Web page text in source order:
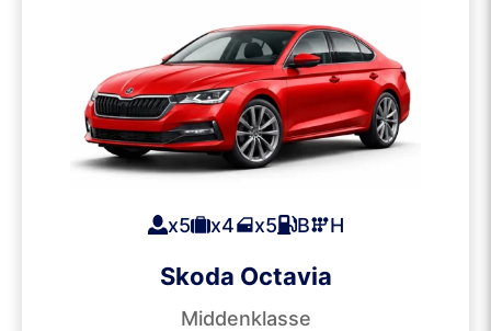
x5 x4 x5 B H
Skoda Octavia
Middenklasse